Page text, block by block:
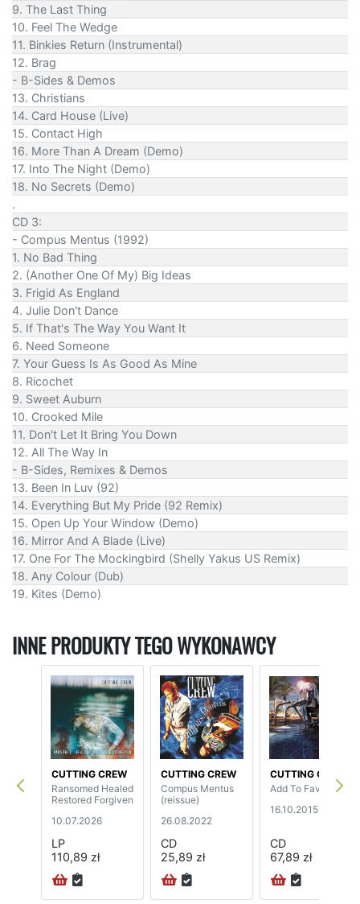
9. The Last Thing
10. Feel The Wedge
11. Binkies Return (Instrumental)
12. Brag
- B-Sides & Demos
13. Christians
14. Card House (Live)
15. Contact High
16. More Than A Dream (Demo)
17. Into The Night (Demo)
18. No Secrets (Demo)
.
CD 3:
- Compus Mentus (1992)
1. No Bad Thing
2. (Another One Of My) Big Ideas
3. Frigid As England
4. Julie Don't Dance
5. If That's The Way You Want It
6. Need Someone
7. Your Guess Is As Good As Mine
8. Ricochet
9. Sweet Auburn
10. Crooked Mile
11. Don't Let It Bring You Down
12. All The Way In
- B-Sides, Remixes & Demos
13. Been In Luv (92)
14. Everything But My Pride (92 Remix)
15. Open Up Your Window (Demo)
16. Mirror And A Blade (Live)
17. One For The Mockingbird (Shelly Yakus US Remix)
18. Any Colour (Dub)
19. Kites (Demo)
INNE PRODUKTY TEGO WYKONAWCY
CUTTING CREW
Ransomed Healed
Restored Forgiven
10.07.2026
LP
110,89 zł
CUTTING CREW
Compus Mentus
(reissue)
26.08.2022
CD
25,89 zł
CUTTING CREW
Add To Favourites
16.10.2015
CD
67,89 zł